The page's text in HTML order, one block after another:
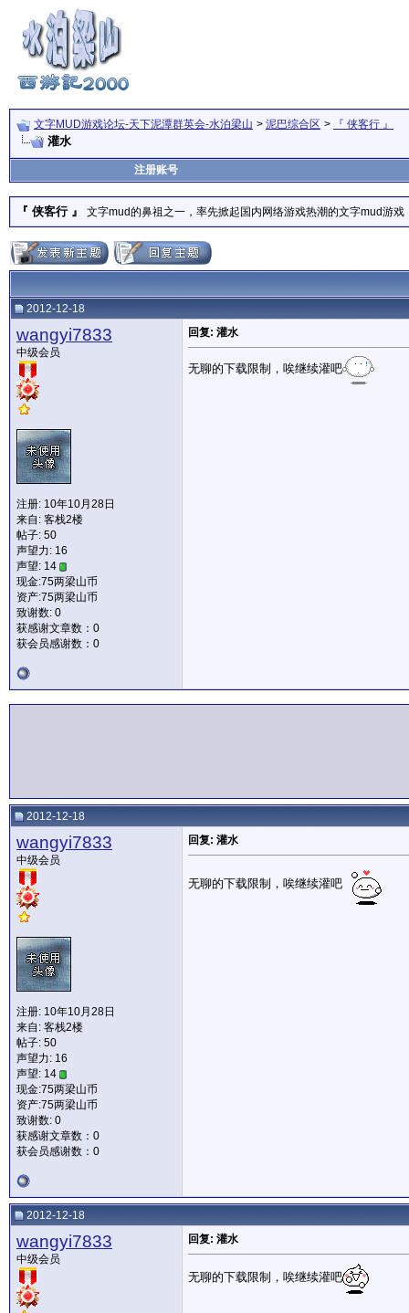
文字MUD游戏论坛-天下泥潭群英会-水泊梁山 > 泥巴综合区 > 『 侠客行 』
灌水
注册账号
『 侠客行 』 文字mud的鼻祖之一，率先掀起国内网络游戏热潮的文字mud游戏
2012-12-18
wangyi7833
中级会员
注册: 10年10月28日
来自: 客栈2楼
帖子: 50
声望力: 16
声望: 14
现金:75两梁山币
资产:75两梁山币
致谢数: 0
获感谢文章数：0
获会员感谢数：0
回复: 灌水
无聊的下载限制，唉继续灌吧
2012-12-18
wangyi7833
中级会员
注册: 10年10月28日
来自: 客栈2楼
帖子: 50
声望力: 16
声望: 14
现金:75两梁山币
资产:75两梁山币
致谢数: 0
获感谢文章数：0
获会员感谢数：0
回复: 灌水
无聊的下载限制，唉继续灌吧
2012-12-18
wangyi7833
中级会员
回复: 灌水
无聊的下载限制，唉继续灌吧